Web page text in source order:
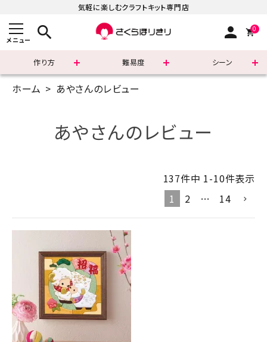
気軽に楽しむクラフトキット専門店
メニュー search person 0
作り方 難易度 シーン
まずはこちら
ジャンルで選ぶ
レビューを見る
コーポレートサイト
ホーム あやさんのレビュー
あやさんのレビュー
137件中 1-10件表示
1
2 … 14